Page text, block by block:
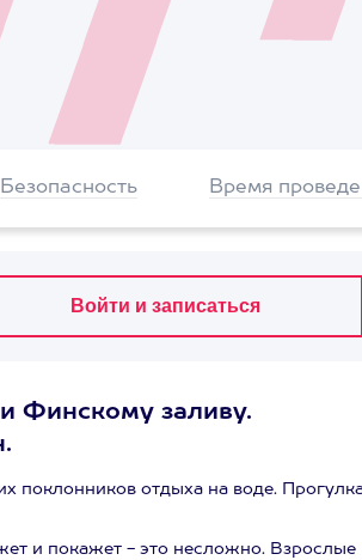
Безопасность Время
Финскому заливу.
поклонников отдыха на воде.
и покажет - это несложно. Взрослые